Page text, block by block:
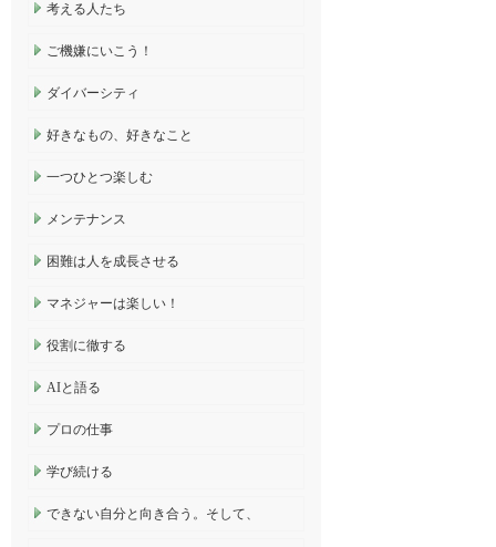
考える人たち
ご機嫌にいこう！
ダイバーシティ
好きなもの、好きなこと
一つひとつ楽しむ
メンテナンス
困難は人を成長させる
マネジャーは楽しい！
役割に徹する
AIと語る
プロの仕事
学び続ける
できない自分と向き合う。そして、